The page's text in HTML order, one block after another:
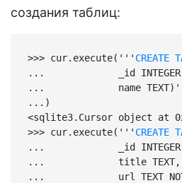
создания таблиц:
>>> cur.execute(''' CREATE
...             _id INTEGER
...             name
...)
<sqlite3.Cursor object at
>>> cur.execute(''' CREATE
...             _id INTEGER
...             title TEXT,
...             url TEXT NOT